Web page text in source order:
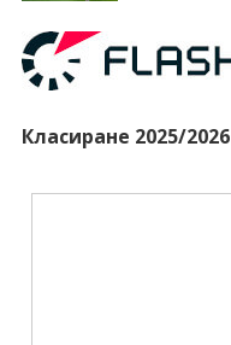
Класиране 2025/2026